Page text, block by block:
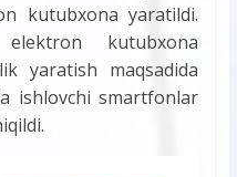
kutubxona yaratildi.
kutubxona
yaratish maqsadida
ishlovchi smartfonlar